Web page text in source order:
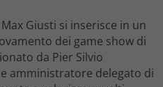
Giusti si inserisce in un
dei game show di
da Pier Silvio
amministratore delegato di